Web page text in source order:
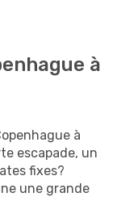
à
à
escapade, un
fixes?
une grande